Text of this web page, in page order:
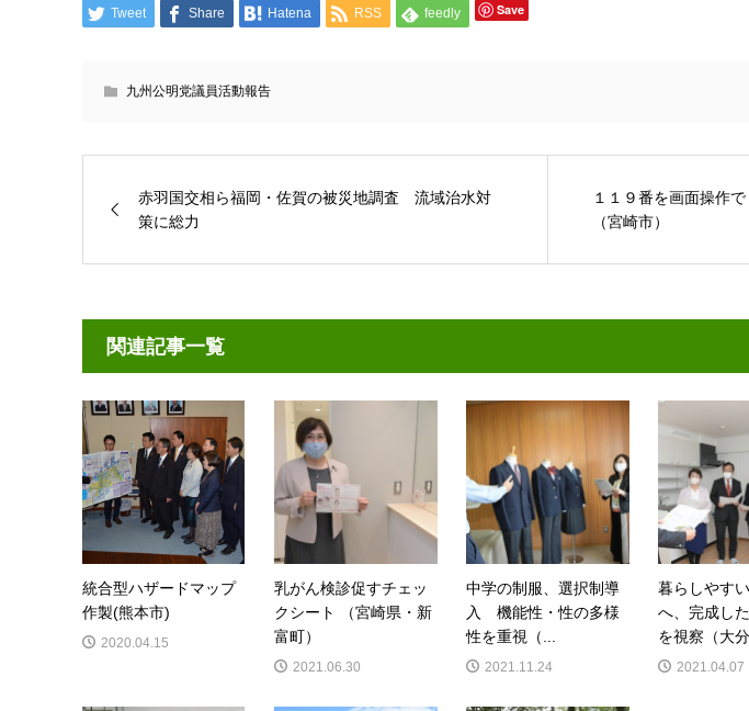
Tweet Share Hatena RSS feedly Save
九州公明党議員活動報告
赤羽国交相ら福岡・佐賀の被災地調査 流域治水対
策に総力
１１９番を画面操作
（宮崎市）
関連記事一覧
統合型ハザードマップ
作製(熊本市)
2020.04.15
乳がん検診促すチェッ
クシート （宮崎県・新
富町）
2021.06.30
中学の制服、選択制導
入 機能性・性の多様
性を重視（...
2021.11.24
暮らしやす
へ、完成し
を視察（大分
2021.04.07